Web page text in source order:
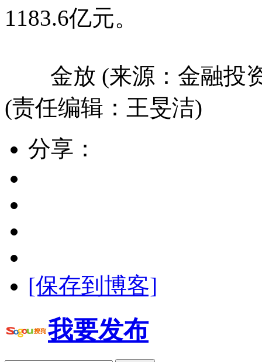
1183.6亿元。
金放 (来源：金融投
(责任编辑：王旻洁)
分享：
[保存到博客]
我要发布